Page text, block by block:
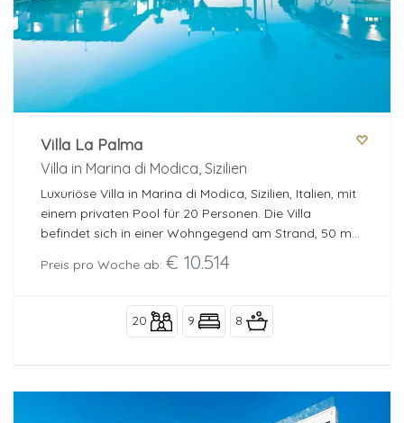
Villa La Palma
Villa in Marina di Modica, Sizilien
Luxuriöse Villa in Marina di Modica, Sizilien, Italien, mit
einem privaten Pool für 20 Personen. Die Villa
befindet sich in einer Wohngegend am Strand, 50 m
vom Felsenstrand, 30 m vom Sandstrand und 950 m
von einem weiteren Strand entfernt, sowie 0,05 km
Preis pro Woche ab: € 10.514
20 9 8